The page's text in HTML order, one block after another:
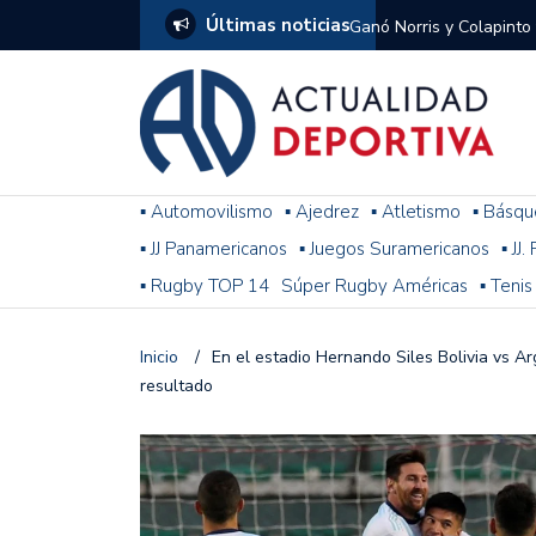
Últimas noticiasGanó Norris y
1
El penal de Barracas
Monumental
Se jugó una nueva
Arrancó el Torneo
Franco Colapinto giró
Racing le ganó a
omitió un penal de Sosa
▪ Automovilismo ▪ Ajedrez ▪ Atletismo ▪
▪ JJ Panamericanos ▪ Juegos Suramericanos ▪
▪ Rugby TOP 14 Súper Rugby Américas ▪ Tenis
Inicio / En el estadio Hernando Siles Bolivia vs
resultado